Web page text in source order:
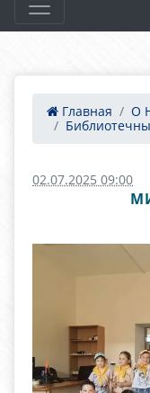
Главная О
02.07.2025 09:00